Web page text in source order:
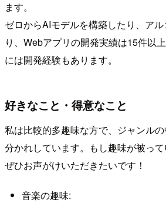
ます。
ゼロからAIモデルを構築したり、ア
り、Webアプリの開発実績は15件以
には開発経験もあります。
好きなこと・得意なこと
私は比較的多趣味な方で、ジャンル
分かれしています。もし趣味が被って
ぜひお声がけいただきたいです！
音楽の趣味: